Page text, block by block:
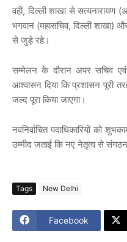
वहीं, दिल्ली शाखा से सत्यनारायण
भगवान (महासचिव, दिल्ली शाखा)
से जुड़े रहे।
सम्मेलन के दौरान अपर सचिव एवं
आश्वासन दिया कि प्रशासन पूरी
जल्द पूरा किया जाएगा।
नवनिर्वाचित पदाधिकारियों को
उम्मीद जताई कि नए नेतृत्व से
Tags New Delhi
Facebook